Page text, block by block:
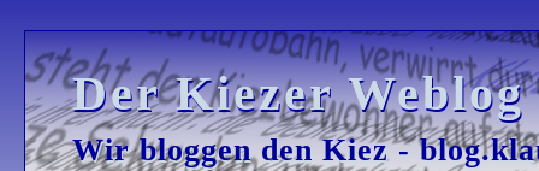
Der Kiezer
Der Kiezer
Wir bloggen den Kiez -
Wir bloggen den Kiez -